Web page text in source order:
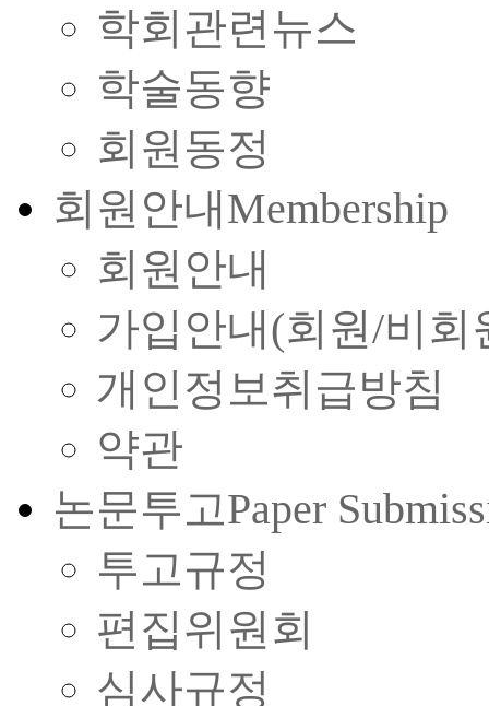
학회관련뉴스
학술동향
회원동정
회원안내Membership
회원안내
가입안내(회원/비회
개인정보취급방침
약관
논문투고Paper
투고규정
편집위원회
심사규정